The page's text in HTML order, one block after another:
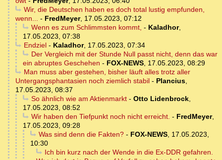
Wir, die Deutschen haben es doch total lustig empfunden,
wenn... - FredMeyer, 17.05.2023, 07:12
Wenn es zum Schlimmsten kommt, - Kaladhor,
17.05.2023, 07:38
Endziel- Kaladhor, 17.05.2023, 07:34
Der Vergleich mit der Stunde Null passt nicht, denn das war
ein abruptes Geschehen - FOX-NEWS, 17.05.2023, 08:29
Man muss aber gestehen, bisher läuft alles trotz aller
Untergangsphantasien noch ziemlich stabil - Plancius,
17.05.2023, 08:37
So ähnlich wie am Aktienmarkt- Otto Lidenbrock,
17.05.2023, 08:52
Wir haben den Tiefpunkt noch nicht erreicht. - FredMeyer,
17.05.2023, 09:28
Was sind denn die Fakten?- FOX-NEWS, 17.05.2023,
10:30
Ich bin kurz nach der Wende in die Ex-DDR gefahren.